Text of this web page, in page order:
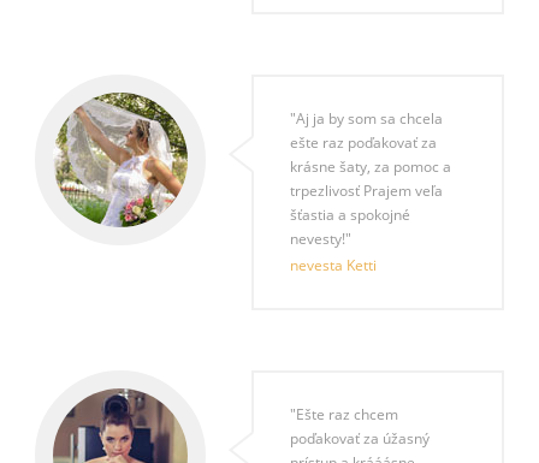
"Aj ja by som sa chcela
ešte raz poďakovať za
krásne šaty, za pomoc a
trpezlivosť Prajem veľa
šťastia a spokojné
nevesty!"
nevesta Ketti
"Ešte raz chcem
poďakovať za úžasný